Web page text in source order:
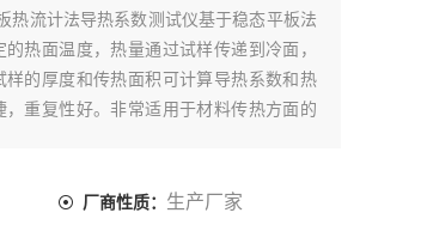
热流计法导热系数测试仪基于稳态平板法
热面温度，热量通过试样传递到冷面，
的厚度和传热面积可计算导热系数和热
，重复性好。非常适用于材料传热方面的
厂商性质： 生产厂家